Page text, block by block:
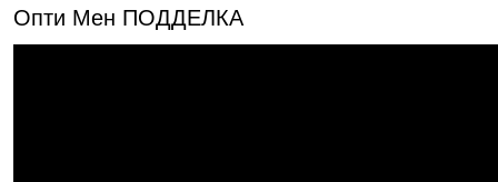
Опти Мен ПОДДЕЛКА